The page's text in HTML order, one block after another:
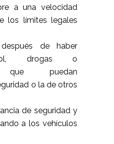
a una velocidad
los límites legales
de haber
drogas o
que puedan
o la de otros
de seguridad y
a los vehículos